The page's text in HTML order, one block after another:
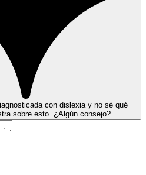
con dislexia y no sé qué
sobre esto. ¿Algún consejo?